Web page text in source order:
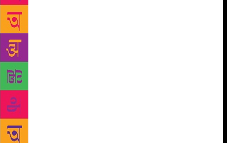
है ना बना देता है पुलिस जबरन इन लोगों को चोर उचक्के डाकू बोल
के अंदर करते हैं इनका कोई जमीन होता है ना उनके बारे में कोई
बोलने वाला होता है आज यह हालत है कि भारत में 10 करोड़ लोगों को
कोई सही मायने में आज भी हमारे देश में जानवरों से ज्यादा पत्थर
जीना यह लोगों को पड़ता है उत्तर प्रदेश राजस्थान बिहार महाराष्ट्र
कर्नाटक का आंध्र कोकण और बंगाल हर जगह पर और इतना ही
नहीं मद्रास में भी यह गुन्हेगार जमाती का कायदा लागू है पूरे भारतवर्ष
में आज भी विन लोगों को हर जगह सताया जाता है विन काय्
एजुकेशन इन की शिक्षा कोई भी इनको मुदा नहीं है विन के लिए भारत
के संविधान में न होने के कारण विन का कोई वजन नहीं बनता उनकी
शिक्षा रहन सहन या कोई सुविधा इन लोगों को नहीं मिलती है यह